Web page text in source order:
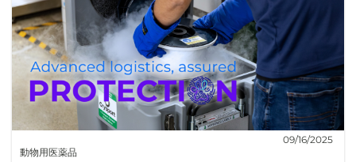
動物用医薬品
09/16/2025